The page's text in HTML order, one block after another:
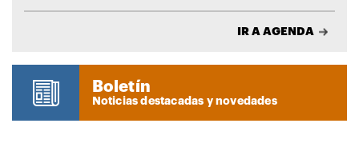
IR A AGENDA
Boletín
Noticias destacadas y novedades